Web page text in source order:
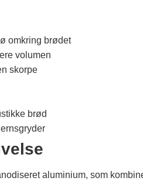
omkring brødet
volumen
skorpe
brød
aluminium, som